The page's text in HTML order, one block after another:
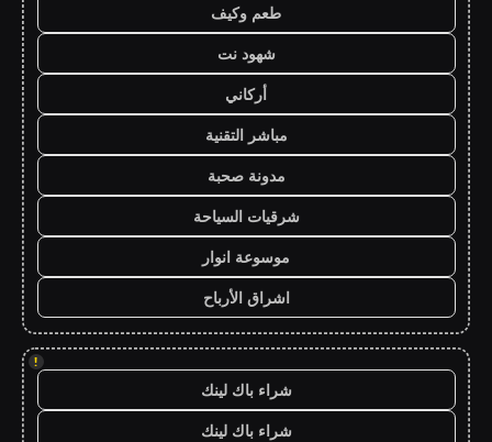
طعم وكيف
شهود نت
أركاني
مباشر التقنية
مدونة صحبة
شرقيات السياحة
موسوعة انوار
اشراق الأرباح
!
شراء باك لينك
شراء باك لينك